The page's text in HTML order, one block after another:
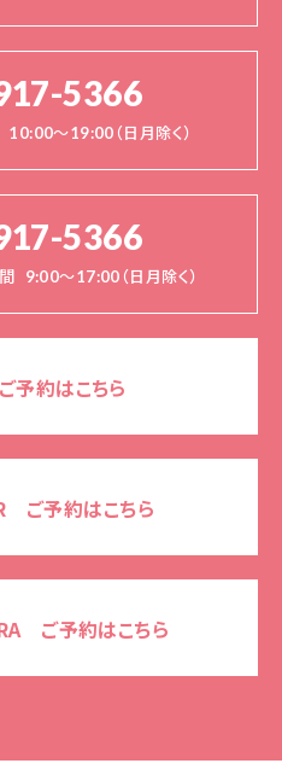
5366
10:00～19:00（日月除く）
5366
9:00～17:00（日月除く）
予約はこちら
ご予約はこちら
ご予約はこちら